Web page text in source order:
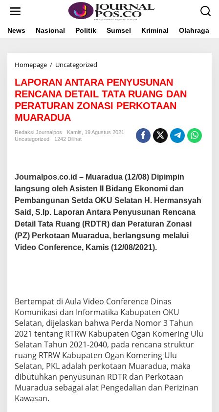
News Nasional Politik Sumsel Kriminal Olahraga
Homepage / Uncategorized
P
O
R
A
N
P
E
N
Y
U
S
U
N
A
A
N
A
D
E
T
A
I
T
A
LAPORAN ANTARA PENYUSUNAN
RENCANA DETAIL TATA RUANG DAN
PERATURAN ZONASI PERKOTAAN
MUARADUA
Redaksi Journalpos
Kamis, 19 Agustus 2021
Uncategorized
1242 Dilihat
Journalpos.co.id – Muaradua (12/08) Dipimpin
langsung oleh Asisten II Bidang Ekonomi dan
Pembangunan Setda OKU Selatan H. Hermansyah
Said, S.Ip. Laporan Antara Penyusunan Rencana
Detail Tata Ruang (RDTR) dan Peraturan Zonasi
(PZ) Perkotaan Muaradua, berlangsung melalui
Video Conference, Kamis (12/08/2021).
Bertempat di Aula Video Conference Dinas
Komunikasi dan Informatika Kabupaten OKU
Selatan, dijelaskan bahwa Perda Nomor 3 Tahun
2021 tentang RTRW Kabupaten Ogan Komering Ulu
Selatan Tahun 2021-2040, pada rencana struktur
ruang RTRW Kabupaten Ogan Komering Ulu
Selatan, PKL adalah perkotaan Muaradua, maka
dibutuhkan penyusunan RDTR dan Perkotaan
Muaradua sebagai alat Pengedalian dan Perizinan
Kawasan.